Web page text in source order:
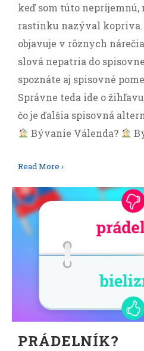
keď som túto nepríjemnú,
rastinku nazýval
objavuje v rôznych
slová nepatria do
spoznáte aj spisovné
Správne teda ide o
čo je ďalšia spisovná
Bývanie Válenda?
Read More ›
PRÁDELNÍK?